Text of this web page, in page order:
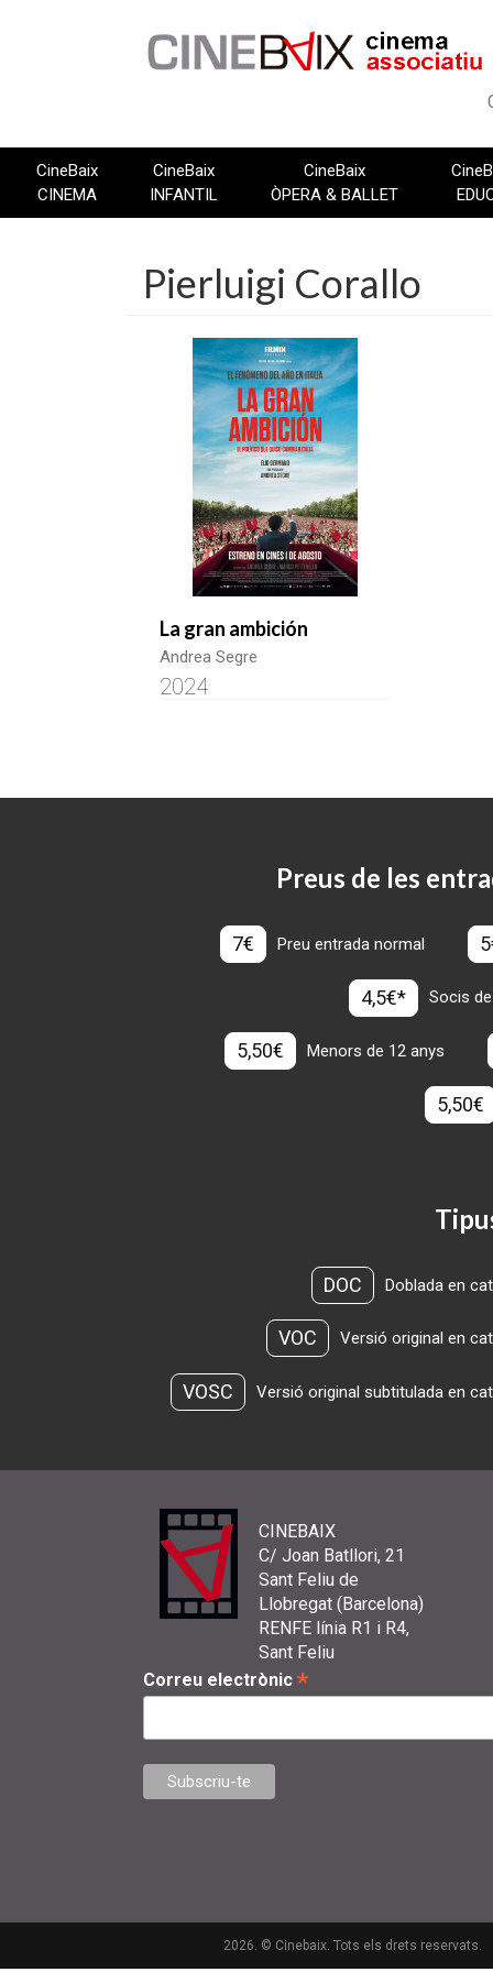
CineBaix
CINEMA
CineBaix
INFANTIL
CineBaix
ÒPERA & BALLET
Pierluigi Corallo
La gran ambición
Andrea Segre
2024
Preus de les
7€ Preu entrada normal
4,5€* Socis
5,50€ Menors de 12 anys
5,50€
DOC Doblada en
VOC Versió original en
VOSC Versió original subtitulada en
CINEBAIX
C/ Joan Batllori, 21
Sant Feliu de
Llobregat (Barcelona)
RENFE línia R1 i R4,
Sant Feliu
Correu electrònic *
2026. © Cinebaix. Tots els drets reservats.